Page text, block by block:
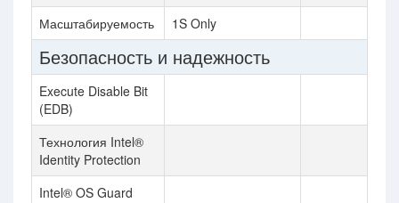
Масштабируемость
1S Only
Безопасность и надежность
Execute Disable Bit
(EDB)
Технология Intel®
Identity Protection
Intel® OS Guard